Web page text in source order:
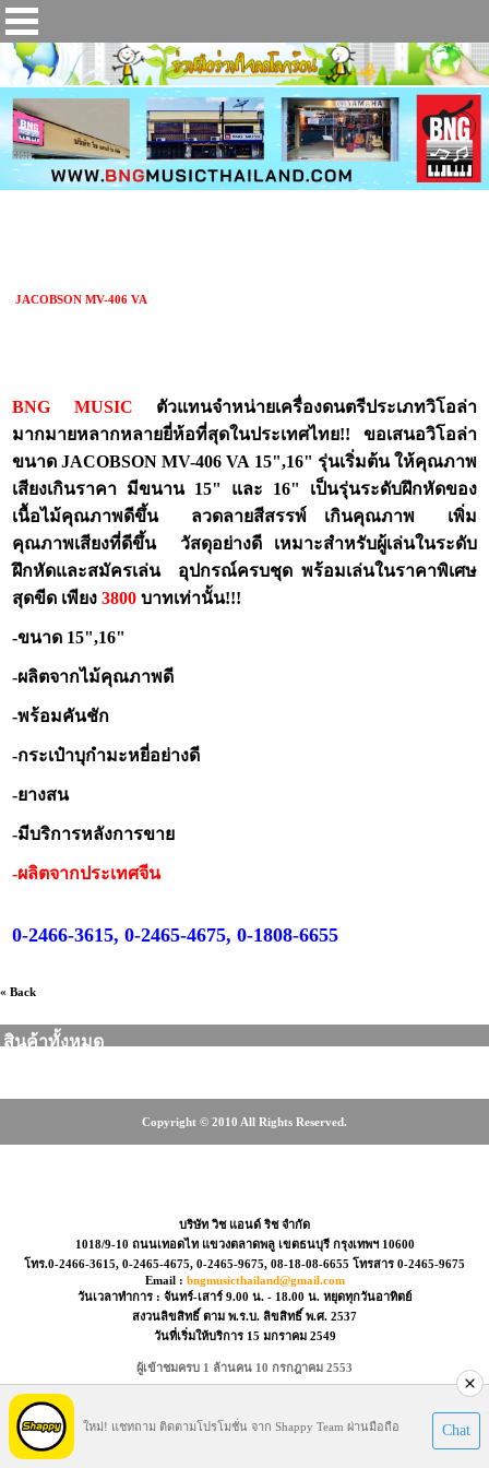
JACOBSON MV-406 VA
BNG MUSIC ตัวแทนจำหน่ายเครื่องดนตรีประเภทวิโอล่า
มากมายหลากหลายยี่ห้อที่สุดในประเทศไทย!! ขอเสนอวิโอล่า
ขนาด JACOBSON MV-406 VA 15",16" รุ่นเริ่มต้น ให้คุณภาพ
เสียงเกินราคา มีขนาน 15" และ 16" เป็นรุ่นระดับฝึกหัดของ
เนื้อไม้คุณภาพดีขึ้น ลวดลายสีสรรพ์ เกินคุณภาพ เพิ่ม
คุณภาพเสียงที่ดีขึ้น วัสดุอย่างดี เหมาะสำหรับผู้เล่นในระดับ
ฝึกหัดและสมัครเล่น อุปกรณ์ครบชุด พร้อมเล่นในราคาพิเศษ
สุดขีด เพียง3800 บาทเท่านั้น!!!
-ขนาด 15",16"
-ผลิตจากไม้คุณภาพดี
-พร้อมคันชัก
-กระเป๋าบุกำมะหยี่อย่างดี
-ยางสน
-มีบริการหลังการขาย
-ผลิตจากประเทศจีน
0-2466-3615, 0-2465-4675, 0-1808-6655
« Back
สินค้าทั้งหมด
Copyright © 2010 All Rights Reserved.
บริษัท วิช แอนด์ ริช จำกัด
1018/9-10 ถนนเทอดไท แขวงตลาดพลู เขตธนบุรี กรุงเทพฯ 10600
โทร.0-2466-3615, 0-2465-4675, 0-2465-9675, 08-18-08-6655 โทรสาร 0-2465-9675
Email : bngmusicthailand@gmail.com
วันเวลาทำการ : จันทร์-เสาร์ 9.00 น. - 18.00 น. หยุดทุกวันอาทิตย์
สงวนลิขสิทธิ์ ตาม พ.ร.บ. ลิขสิทธิ์ พ.ศ. 2537
วันที่เริ่มให้บริการ 15 มกราคม 2549
ผู้เข้าชมครบ 1 ล้านคน 10 กรกฎาคม 2553
Visitors : 39675523
ใหม่! แชทถาม ติดตามโปรโมชั่น จาก Shappy Team ผ่านมือถือ Chat